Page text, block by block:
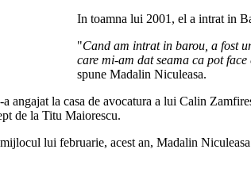
In toamna lui 2001, el a intrat in
"Cand am intrat in barou, a fost
care mi-am dat seama ca pot
spune Madalin Niculeasa.
angajat la casa de avocatura a lui Calin
de la Titu Maiorescu.
lui februarie, acest an, Madalin